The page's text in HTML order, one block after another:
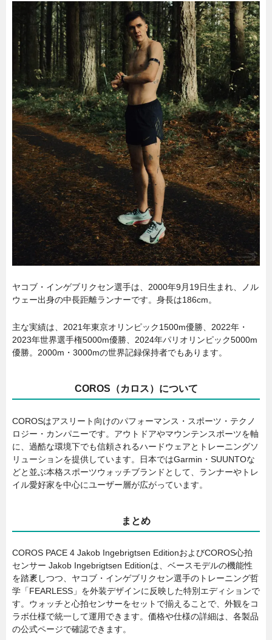
ヤコブ・インゲブリクセン選手は、2000年9月19日生まれ、ノル
ウェー出身の中長距離ランナーです。身長は186cm。
主な実績は、2021年東京オリンピック1500m優勝、2022年・
2023年世界選手権5000m優勝、2024年パリオリンピック5000m
優勝。2000m・3000mの世界記録保持者でもあります。
COROS（カロス）について
COROSはアスリート向けのパフォーマンス・スポーツ・テクノ
ロジー・カンパニーです。アウトドアやマウンテンスポーツを軸
に、過酷な環境下でも信頼されるハードウェアとトレーニングソ
リューションを提供しています。日本ではGarmin・SUUNTOな
どと並ぶ本格スポーツウォッチブランドとして、ランナーやトレ
イル愛好家を中心にユーザー層が広がっています。
まとめ
COROS PACE 4 Jakob Ingebrigtsen EditionおよびCOROS心拍
センサー Jakob Ingebrigtsen Editionは、ベースモデルの機能性
を踏袲しつつ、ヤコブ・インゲブリクセン選手のトレーニング哲
学「FEARLESS」を外装デザインに反映した特別エディションで
す。ウォッチと心拍センサーをセットで揃えることで、外観をコ
ラボ仕様で統一して運用できます。価格や仕様の詳細は、各製品
の公式ページで確認できます。